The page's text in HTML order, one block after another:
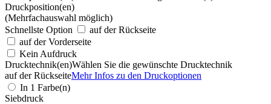
Druckposition(en)
(Mehrfachauswahl möglich)
Schnellste Option
auf der Rückseite
auf der Vorderseite
Kein Aufdruck
Drucktechnik(en)Wählen Sie die gewünschte Drucktechnik
auf der RückseiteMehr Infos zu den Druckoptionen
In 1 Farbe(n)
Siebdruck